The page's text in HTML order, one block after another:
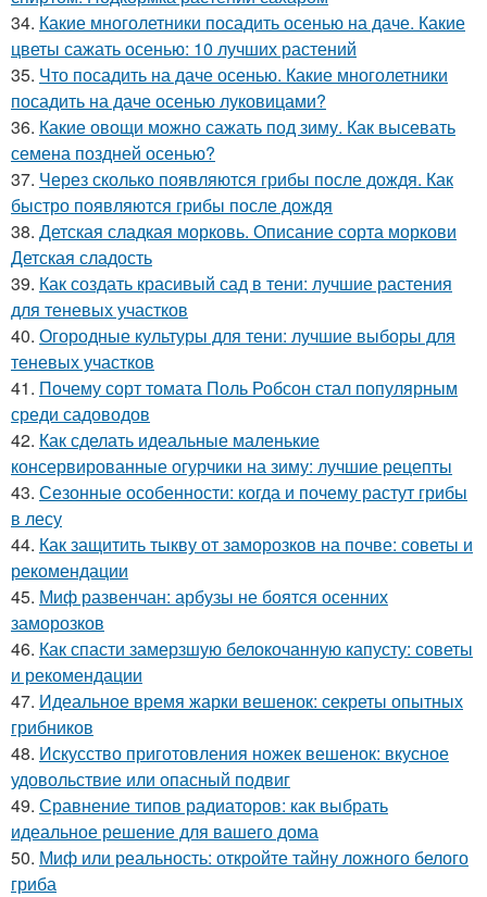
34. Какие многолетники посадить осенью на даче. Какие
цветы сажать осенью: 10 лучших растений
35. Что посадить на даче осенью. Какие многолетники
посадить на даче осенью луковицами?
36. Какие овощи можно сажать под зиму. Как высевать
семена поздней осенью?
37. Через сколько появляются грибы после дождя. Как
быстро появляются грибы после дождя
38. Детская сладкая морковь. Описание сорта моркови
Детская сладость
39. Как создать красивый сад в тени: лучшие растения
для теневых участков
40. Огородные культуры для тени: лучшие выборы для
теневых участков
41. Почему сорт томата Поль Робсон стал популярным
среди садоводов
42. Как сделать идеальные маленькие
консервированные огурчики на зиму: лучшие рецепты
43. Сезонные особенности: когда и почему растут грибы
в лесу
44. Как защитить тыкву от заморозков на почве: советы и
рекомендации
45. Миф развенчан: арбузы не боятся осенних
заморозков
46. Как спасти замерзшую белокочанную капусту: советы
и рекомендации
47. Идеальное время жарки вешенок: секреты опытных
грибников
48. Искусство приготовления ножек вешенок: вкусное
удовольствие или опасный подвиг
49. Сравнение типов радиаторов: как выбрать
идеальное решение для вашего дома
50. Миф или реальность: откройте тайну ложного белого
гриба